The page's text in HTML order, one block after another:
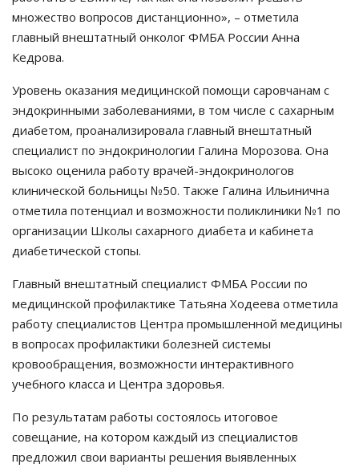
множество вопросов дистанционно», – отметила
главный внештатный онколог ФМБА России Анна
Кедрова.
Уровень оказания медицинской помощи саровчанам с
эндокринными заболеваниями, в том числе с сахарным
диабетом, проанализировала главный внештатный
специалист по эндокринологии Галина Морозова. Она
высоко оценила работу врачей-эндокринологов
клинической больницы №50. Также Галина Ильинична
отметила потенциал и возможности поликлиники №1 по
организации Школы сахарного диабета и кабинета
диабетической стопы.
Главный внештатный специалист ФМБА России по
медицинской профилактике Татьяна Ходеева отметила
работу специалистов Центра промышленной медицины
в вопросах профилактики болезней системы
кровообращения, возможности интерактивного
учебного класса и Центра здоровья.
По результатам работы состоялось итоговое
совещание, на котором каждый из специалистов
предложил свои варианты решения выявленных